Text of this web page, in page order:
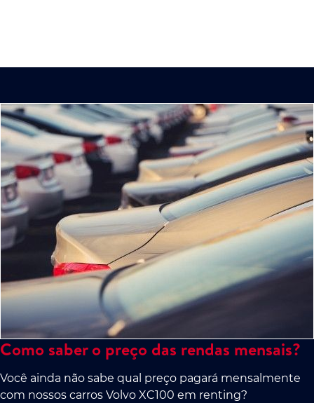
Como saber o preço das rendas mensais?
Você ainda não sabe qual preço pagará mensalmente
com nossos carros Volvo XC100 em renting?